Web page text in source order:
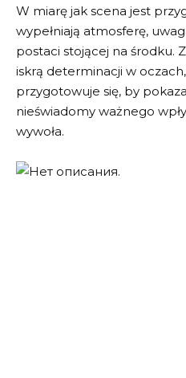
W miarę jak scena jest
wypełniają atmosferę,
postaci stojącej na środku.
iskrą determinacji w
przygotowuje się, by
nieświadomy ważnego
wywoła.